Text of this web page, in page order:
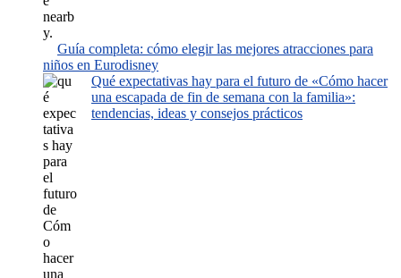
Guía completa: cómo elegir las mejores atracciones para
niños en Eurodisney
Qué expectativas hay para el futuro de «Cómo hacer
una escapada de fin de semana con la familia»:
tendencias, ideas y consejos prácticos